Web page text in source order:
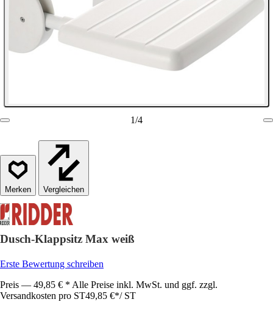
1/4
Vergleichen
Dusch-Klappsitz Max weiß
Erste Bewertung schreiben
Preis — 49,85 € * Alle Preise inkl. MwSt. und ggf. zzgl.
Versandkosten pro ST49,85 €*/ ST